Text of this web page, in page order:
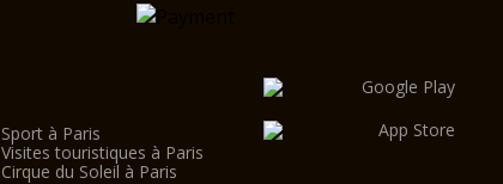
Sport à Paris
Visites touristiques à Paris
Cirque du Soleil à Paris